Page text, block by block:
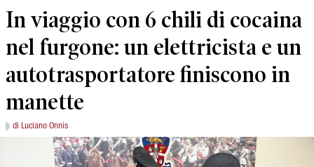
In viaggio con 6 chili di cocaina
nel furgone: un elettricista e un
autotrasportatore finiscono in
manette
di Luciano Onnis